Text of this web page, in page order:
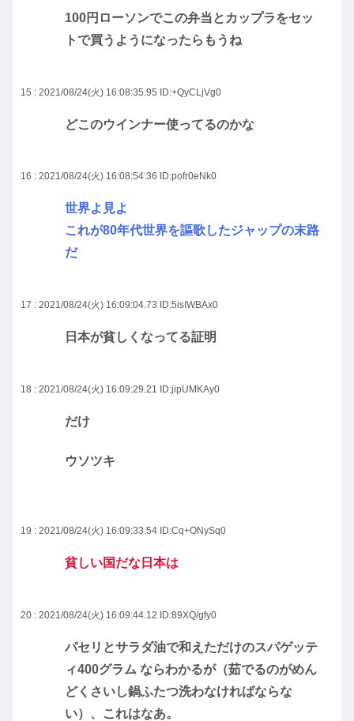
100円ローソンでこの弁当とカップラをセッ
トで買うようになったらもうね
15 : 2021/08/24(火) 16:08:35.95 ID:+QyCLjVg0
どこのウインナー使ってるのかな
16 : 2021/08/24(火) 16:08:54.36 ID:pofr0eNk0
世界よ見よ
これが80年代世界を謳歌したジャップの末路
だ
17 : 2021/08/24(火) 16:09:04.73 ID:5isIWBAx0
日本が貧しくなってる証明
18 : 2021/08/24(火) 16:09:29.21 ID:jipUMKAy0
だけ
ウソツキ
19 : 2021/08/24(火) 16:09:33.54 ID:Cq+ONySq0
貧しい国だな日本は
20 : 2021/08/24(火) 16:09:44.12 ID:89XQ/gfy0
パセリとサラダ油で和えただけのスパゲッテ
ィ400グラム ならわかるが（茹でるのがめん
どくさいし鍋ふたつ洗わなければならな
い）、これはなあ。